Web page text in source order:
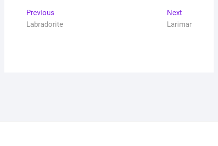
Navigation
de
PreviousPrevious
post:
Labradorite
NextNext
post:
Larimar